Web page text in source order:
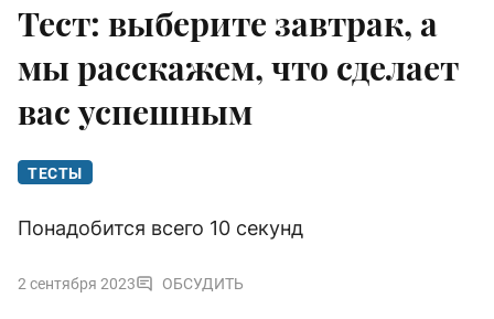
Тест: выберите завтрак, а
мы расскажем, что сделает
вас успешным
ТЕСТЫ
Понадобится всего 10 секунд
2 сентября 2023 ОБСУДИТЬ